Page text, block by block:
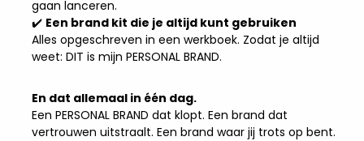
gaan lanceren.
✔️ Een brand kit die je altijd kunt gebruiken
Alles opgeschreven in een werkboek. Zodat je altijd
weet: DIT is mijn PERSONAL BRAND.
En dat allemaal in één dag.
Een PERSONAL BRAND dat klopt. Een brand dat
vertrouwen uitstraalt. Een brand waar jij trots op bent.